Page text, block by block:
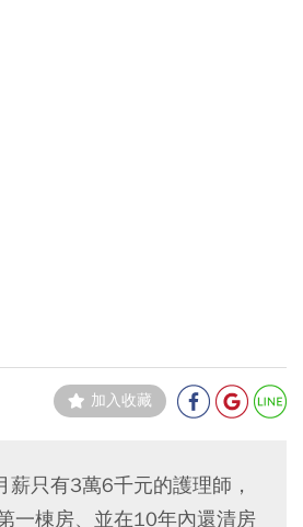
加入收藏
薪只有3萬6千元的護理師，
一棟房、並在10年內還清房